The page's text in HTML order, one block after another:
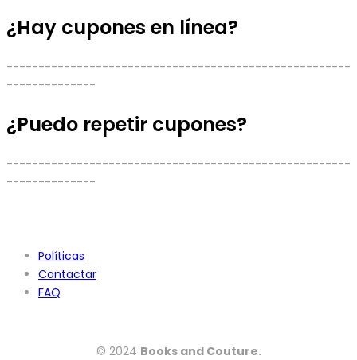
¿Hay cupones en línea?
------------------------------------------------------
--------------
¿Puedo repetir cupones?
------------------------------------------------------
--------------
Políticas
Contactar
FAQ
© 2024 Books and Couture.